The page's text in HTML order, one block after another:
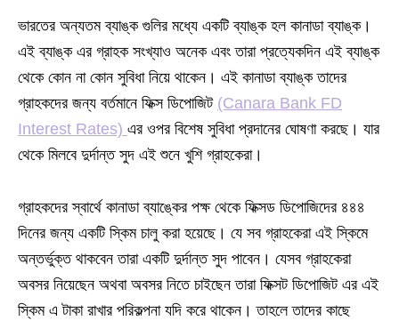
ভারতের অন্যতম ব্যাঙ্ক গুলির মধ্যে একটি ব্যাঙ্ক হল কানাডা ব্যাঙ্ক।
এই ব্যাঙ্ক এর গ্রাহক সংখ্যাও অনেক এবং তারা প্রত্যেকদিন এই ব্যাঙ্ক
থেকে কোন না কোন সুবিধা নিয়ে থাকেন। এই কানাডা ব্যাঙ্ক তাদের
গ্রাহকদের জন্য বর্তমানে ফিক্স ডিপোজিট (Canara Bank FD
Interest Rates) এর ওপর বিশেষ সুবিধা প্রদানের ঘোষণা করছে। যার
থেকে মিলবে দুর্দান্ত সুদ এই শুনে খুশি গ্রাহকেরা।
গ্রাহকদের স্বার্থে কানাডা ব্যাঙ্কের পক্ষ থেকে ফিক্সড ডিপোজিদের ৪৪৪
দিনের জন্য একটি স্কিম চালু করা হয়েছে। যে সব গ্রাহকেরা এই স্কিমে
অন্তর্ভুক্ত থাকবেন তারা একটি দুর্দান্ত সুদ পাবেন। যেসব গ্রাহকেরা
অবসর নিয়েছেন অথবা অবসর নিতে চাইছেন তারা ফিক্সট ডিপোজিট এর এই
স্কিম এ টাকা রাখার পরিকল্পনা যদি করে থাকেন। তাহলে তাদের কাছে